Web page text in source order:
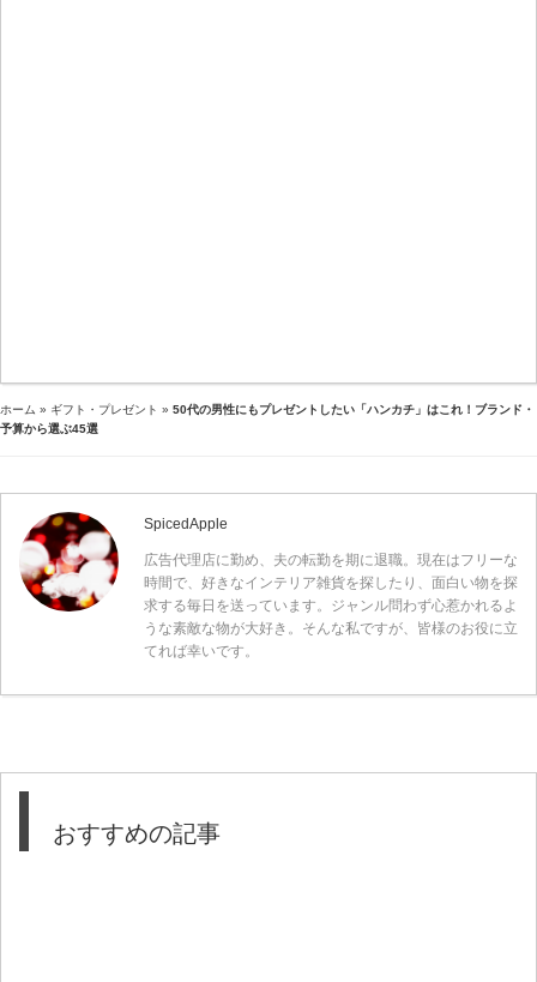
ホーム » ギフト・プレゼント » 50代の男性にもプレゼントしたい「ハンカチ」はこれ！ブランド・
予算から選ぶ45選
SpicedApple
広告代理店に勤め、夫の転勤を期に退職。現在はフリーな
時間で、好きなインテリア雑貨を探したり、面白い物を探
求する毎日を送っています。ジャンル問わず心惹かれるよ
うな素敵な物が大好き。そんな私ですが、皆様のお役に立
てれば幸いです。
おすすめの記事